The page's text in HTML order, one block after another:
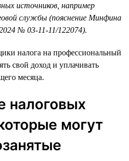
источников, например
службы (пояснение Минфина
№ 03-11-11/122074).
налога на профессиональный
свой доход и уплачивать
месяца.
налоговых
могут